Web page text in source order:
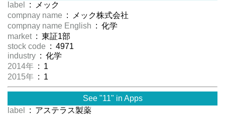
label
: メック
compnay name : メック株式会社
compnay name English : 化学
market : 東証1部
stock code : 4971
industry : 化学
2014年 : 1
2015年 : 1
See "11" in Apps
label
: アステラス製薬